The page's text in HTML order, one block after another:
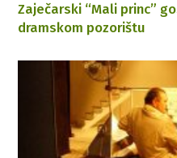
Zaječarski “Mali princ”
dramskom pozorištu